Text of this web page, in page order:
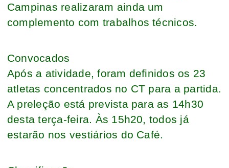
Campinas realizaram ainda um
complemento com trabalhos técnicos.
Convocados
Após a atividade, foram definidos os 23
atletas concentrados no CT para a partida.
A preleção está prevista para as 14h30
desta terça-feira. Às 15h20, todos já
estarão nos vestiários do Café.